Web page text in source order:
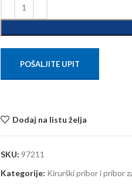
POŠALJITE UPIT
Dodaj na listu želja
SKU: 97211
Kategorije: Kirurški pribor i pribor